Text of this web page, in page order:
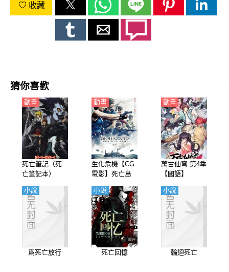
197595400
收藏
猜你喜歡
死亡筆記（死
亡筆記本）
動畫
生化危機【CG
電影】死亡島
動畫
萬古仙穹 第4季
【國語】
動畫
爲死亡放行
小說
死亡回憶
小說
輪迴死亡
小說